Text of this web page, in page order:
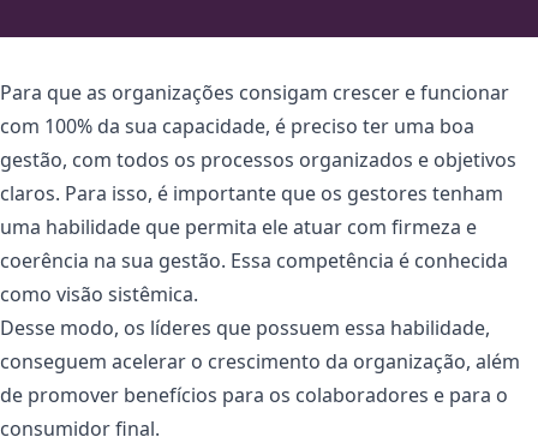
Para que as organizações consigam crescer e funcionar
com 100% da sua capacidade, é preciso ter uma boa
gestão, com todos os processos organizados e objetivos
claros. Para isso, é importante que os gestores tenham
uma habilidade que permita ele atuar com firmeza e
coerência na sua gestão. Essa competência é conhecida
como visão sistêmica.
Desse modo, os líderes que possuem essa habilidade,
conseguem acelerar o crescimento da organização, além
de promover benefícios para os colaboradores e para o
consumidor final.